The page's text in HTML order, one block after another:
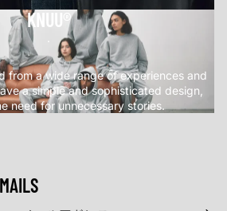
KNUU®
from a wide range of experiences and
a simple and sophisticated design,
need for unnecessary stories.
ー